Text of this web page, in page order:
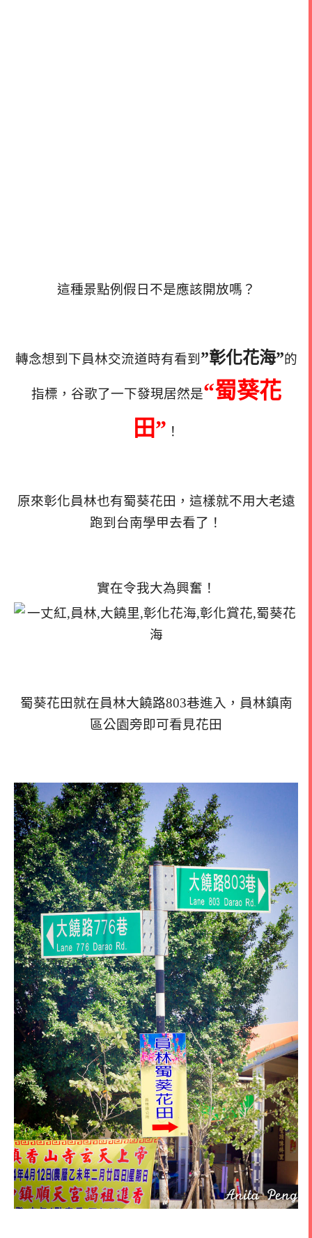
這種景點例假日不是應該開放嗎？
轉念想到下員林交流道時有看到 ”彰化花海”的
指標，谷歌了一下發現居然是“蜀葵花
田” ！
原來彰化員林也有蜀葵花田，這樣就不用大老遠
跑到台南學甲去看了！
實在令我大為興奮！
蜀葵花田就在員林大饒路803巷進入，員林鎮南
區公園旁即可看見花田